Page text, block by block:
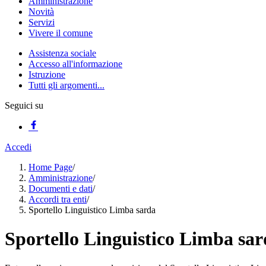
Novità
Servizi
Vivere il comune
Assistenza sociale
Accesso all'informazione
Istruzione
Tutti gli argomenti...
Seguici su
Accedi
Home Page/
Amministrazione/
Documenti e dati/
Accordi tra enti/
Sportello Linguistico Limba sarda
Sportello Linguistico Limba